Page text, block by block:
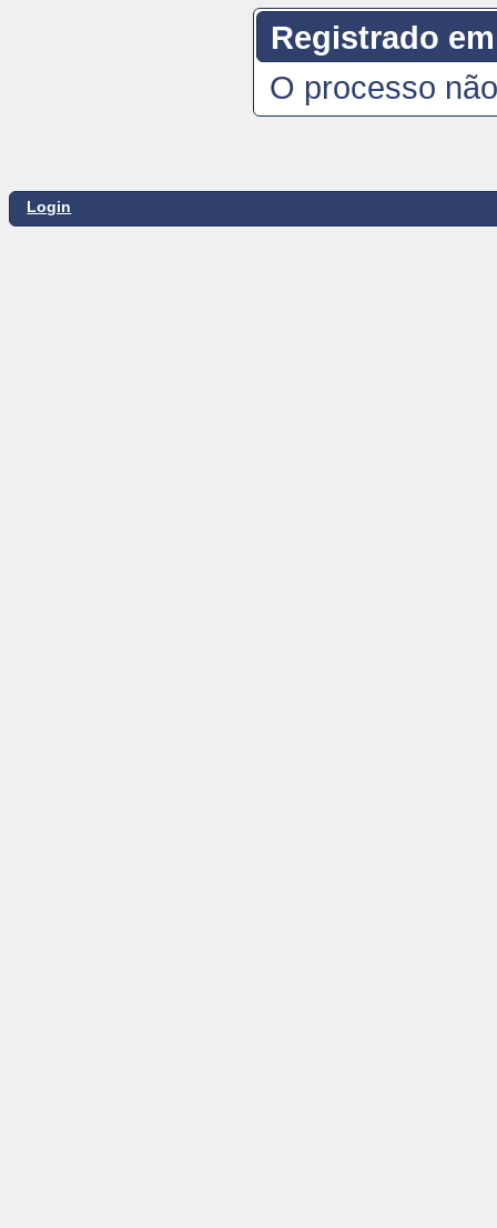
Registrado em
O processo
Login